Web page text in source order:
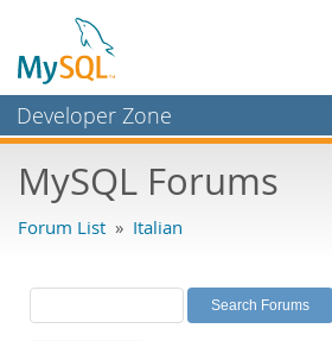
Developer Zone
Bugs
Labs
Planet MySQL
MySQL Forums
Forum List » Italian